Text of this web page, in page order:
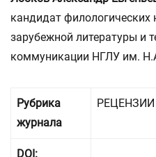
кандидат
зарубежной литературы и
коммуникации НГЛУ им.
Рубрика
журнала
РЕЦЕНЗИИ
DOI: